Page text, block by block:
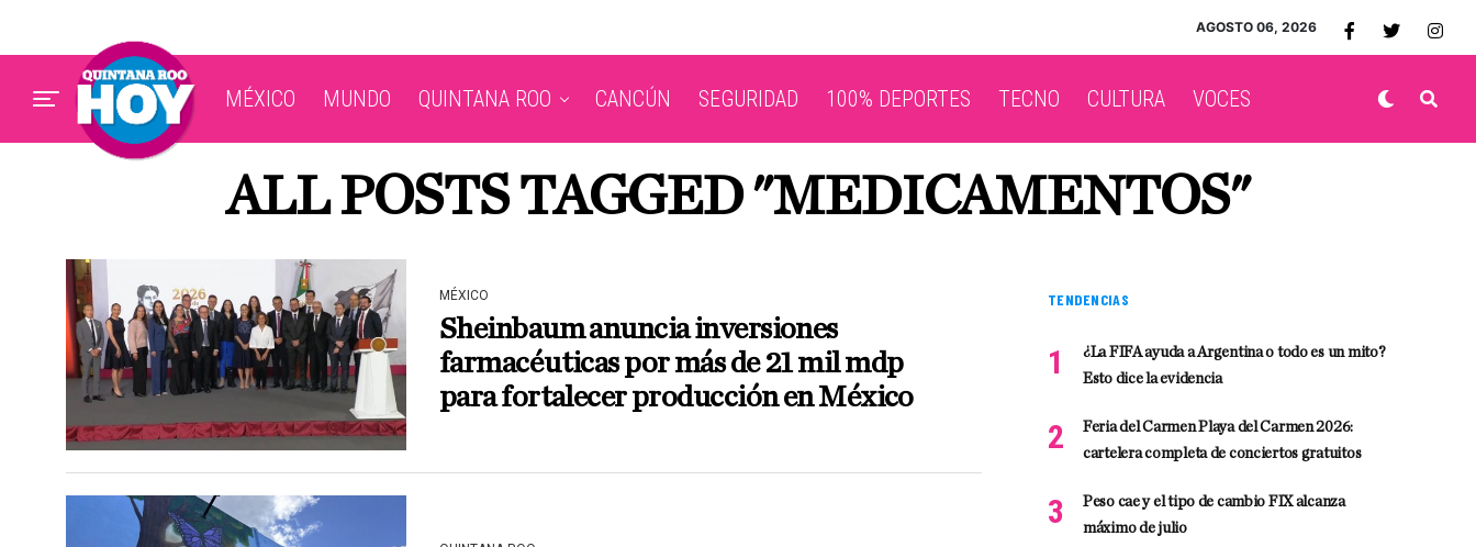
AGOSTO 06, 2026
MÉXICO MUNDO QUINTANA ROO CANCÚN SEGURIDAD 100% DEPORTES TECNO CULTURA VOCES
ALL POSTS TAGGED "MEDICAMENTOS"
MÉXICO
Sheinbaum anuncia inversiones
farmacéuticas por más de 21 mil mdp
para fortalecer producción en México
TENDENCIAS
¿La FIFA ayuda a Argentina o todo es un mito?
Esto dice la evidencia
Feria del Carmen Playa del Carmen 2026:
cartelera completa de conciertos gratuitos
Peso cae y el tipo de cambio FIX alcanza
máximo de julio